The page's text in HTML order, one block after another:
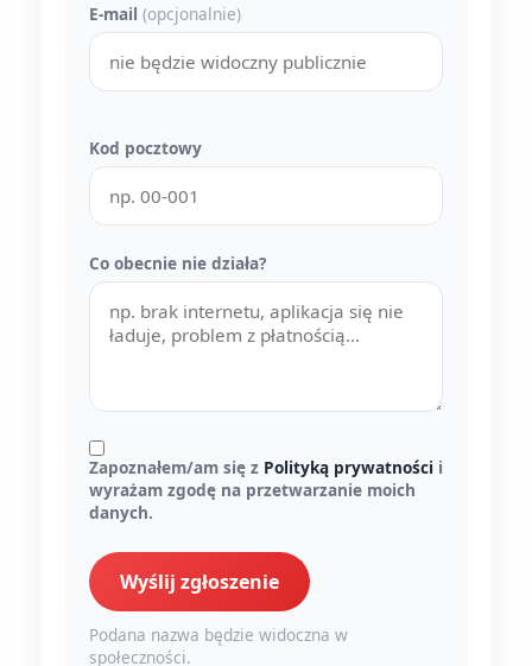
E-mail (opcjonalnie)
Kod pocztowy
Co obecnie nie działa?
Zapoznałem/am się z Polityką prywatności i
wyrażam zgodę na przetwarzanie moich
danych.
Wyślij zgłoszenie
Podana nazwa będzie widoczna w
społeczności.